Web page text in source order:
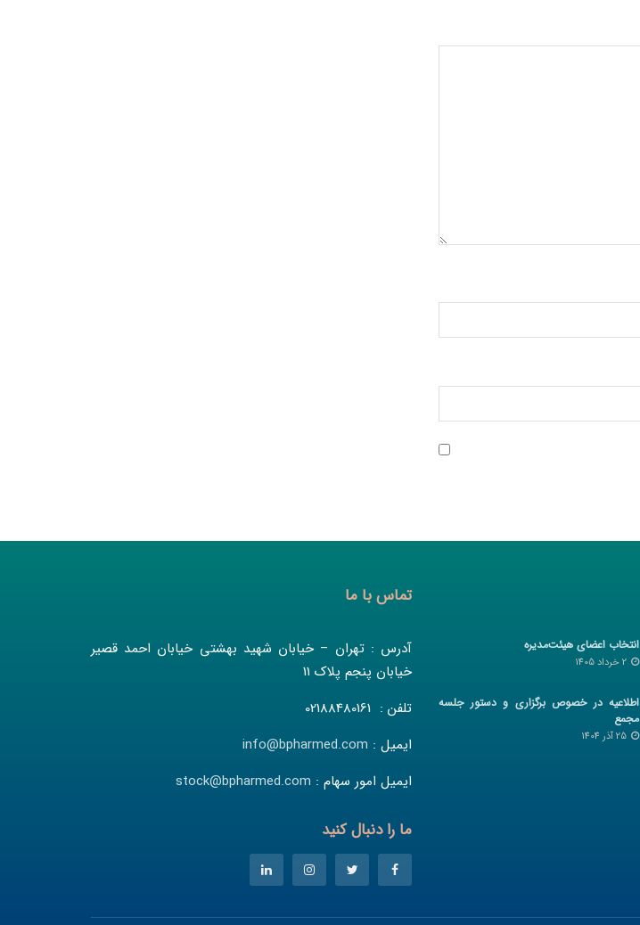
انتخاب اعضای هیئت‌مدیره
اطلاعیه در خصوص برگزاری و دستور جلسه
مجمع
تماس با ما
آدرس : تهران – خیابان شهید بهشتی خیابان احمد قصیر
خیابان پنجم پلاک 11
تلفن : 02188480161
ایمیل : info@bpharmed.com
ایمیل امور سهام : stock@bpharmed.com
ما را دنبال کنید